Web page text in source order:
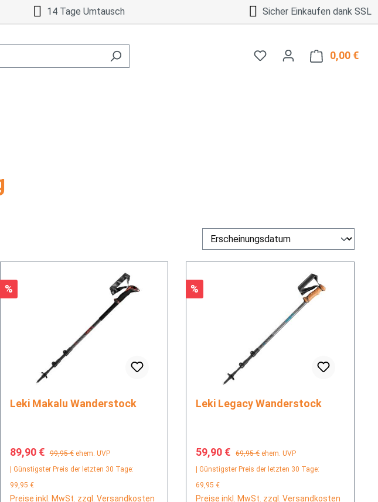
14 Tage Umtausch Sicher Einkaufen dank SSL
0,00 €
Rabatt
%
Leki Makalu Wanderstock
Verkaufspreis:
89,90 € Regulärer Preis:
99,95 € ehem. UVP
| Günstigster Preis der letzten 30 Tage:
99,95 €
Preise inkl. MwSt. zzgl. Versandkosten
Rabatt
%
Leki Legacy Wanderstock
Verkaufspreis:
59,90 € Regulärer Preis:
69,95 € ehem. UVP
| Günstigster Preis der letzten 30 Tage:
69,95 €
Preise inkl. MwSt. zzgl. Versandkosten